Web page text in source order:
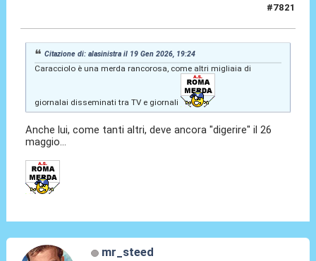
#7821
Citazione di: alasinistra il 19 Gen 2026, 19:24
Caracciolo è una merda rancorosa, come altri migliaia di
giornalai disseminati tra TV e giornali
Anche lui, come tanti altri, deve ancora "digerire" il 26
maggio...
mr_steed